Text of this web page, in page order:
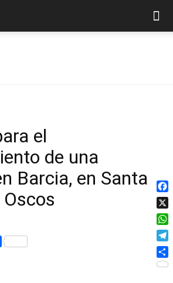
de
el
de una
Barcia, en Santa
Compartir
X